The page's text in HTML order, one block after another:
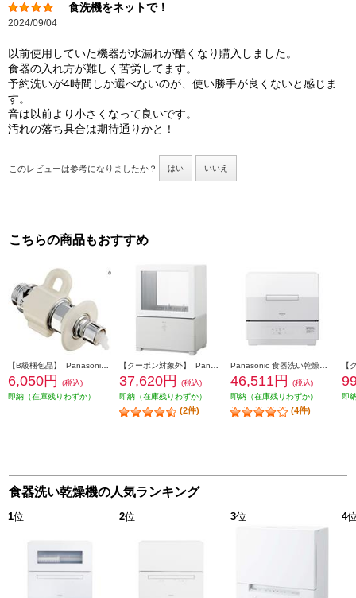
食洗機をネットで！
2024/09/04
以前使用していた機器が水漏れが酷くなり購入しました。
食器の入れ方が難しく苦労してます。
予約洗いが4時間しか選べないのが、使い勝手が良くないと感じま
す。
音は以前より小さくなって良いです。
汚れの落ち具合は期待通りかと！
このレビューは参考になりましたか？ はい いいえ
こちらの商品もおすすめ
6,050円
(税込)
即納（在庫残りわずか）
37,620円
(税込)
即納（在庫残りわずか）
(2件)
46,511円
(税込)
即納（在庫残りわずか）
(4件)
即
食器洗い乾燥機の人気ランキング
1位 2位 3位 4